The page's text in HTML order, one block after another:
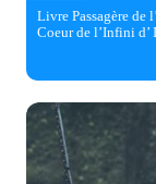
Livre Passagère de
Coeur de l’Infini d’